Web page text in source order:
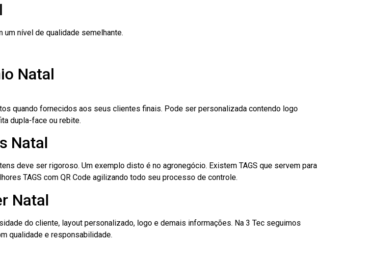
nível de qualidade semelhante.
Natal
quando fornecidos aos seus clientes finais. Pode ser personalizada contendo logo
dupla-face ou rebite.
Natal
deve ser rigoroso. Um exemplo disto é no agronegócio. Existem TAGS que servem para
TAGS com QR Code agilizando todo seu processo de controle.
Natal
do cliente, layout personalizado, logo e demais informações. Na 3 Tec seguimos
qualidade e responsabilidade.